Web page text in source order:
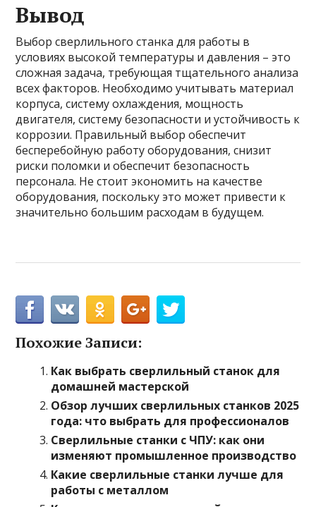
Вывод
Выбор сверлильного станка для работы в
условиях высокой температуры и давления – это
сложная задача, требующая тщательного анализа
всех факторов. Необходимо учитывать материал
корпуса, систему охлаждения, мощность
двигателя, систему безопасности и устойчивость к
коррозии. Правильный выбор обеспечит
бесперебойную работу оборудования, снизит
риски поломки и обеспечит безопасность
персонала. Не стоит экономить на качестве
оборудования, поскольку это может привести к
значительно большим расходам в будущем.
Похожие Записи:
Как выбрать сверлильный станок для
домашней мастерской
Обзор лучших сверлильных станков 2025
года: что выбрать для профессионалов
Сверлильные станки с ЧПУ: как они
изменяют промышленное производство
Какие сверлильные станки лучше для
работы с металлом